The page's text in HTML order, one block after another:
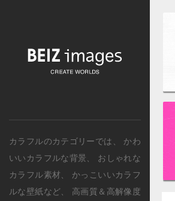
カラフルのカテゴリーでは、
かわ
いいカラフルな背景、 おしゃれな
カラフル素材、 かっこいいカラフ
ルな壁紙など、 高画質＆高解像度